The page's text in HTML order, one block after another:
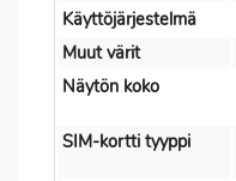
Käyttöjärjestelmä
Muut värit
Näytön koko
SIM-kortti tyyppi